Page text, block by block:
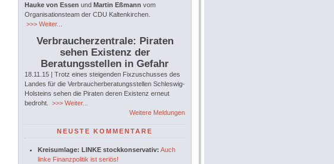
Hauke von Essen und Martin Eßmann vom
Organisationsteam der CDU Kaltenkirchen.
>>> Weiter...
Verbraucherzentrale: Piraten
sehen Existenz der
Beratungsstellen in Gefahr
18.11.15 | Trotz eines steigenden Fixzuschusses des
Landes für die Verbraucherberatungsstellen Schleswig-
Holsteins sehen die Piraten deren Existenz erneut
bedroht.
>>> Weiter...
Weitere Meldungen
NEUSTE KOMMENTARE
Kreisumlage: LINKE stockkonservativ: Auch
linke Finanzpolitik ist seriös!